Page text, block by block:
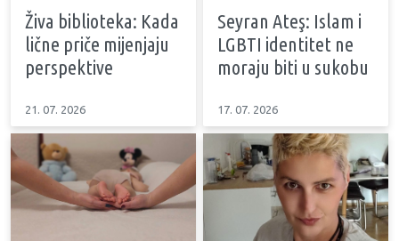
Živa biblioteka: Kada
lične priče mijenjaju
perspektive
21. 07. 2026
Seyran Ateş: Islam i
LGBTI identitet ne
moraju biti u sukobu
17. 07. 2026